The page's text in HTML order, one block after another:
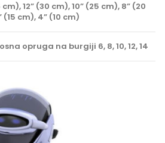
cm), 12” (30 cm), 10” (25 cm), 8” (20
(15 cm), 4” (10 cm)
opruga na burgiji 6, 8, 10, 12, 14